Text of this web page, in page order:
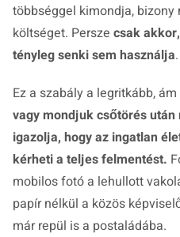
többséggel kimondja,
költséget. Persze csak
tényleg senki sem használja.
Ez a szabály a legritkább,
vagy mondjuk csőtörés
igazolja, hogy az ingatlan
kérheti a teljes felmentést.
mobilos fotó a lehullott
papír nélkül a közös
már repül is a postaládába.